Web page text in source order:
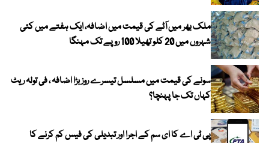
ملک بھر میں آٹے کی قیمت میں اضافہ، ایک ہفتے میں کئی
شہروں میں 20 کلو تھیلا 100 روپے تک مہنگا
سونے کی قیمت میں مسلسل تیسرے روز بڑا اضافہ ، فی تولہ ریٹ
کہاں تک جا پہنچا؟
پی ٹی اے کا ای سم کے اجرا اور تبدیلی کی فیس کم کرنے کا